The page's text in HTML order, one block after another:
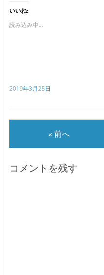
いいね:
読み込み中...
2019年3月25日
« 前へ
コメントを残す